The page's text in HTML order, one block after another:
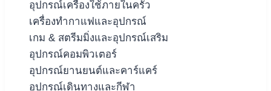
อุปกรณ์เครื่องใช้ภายในครัว
เครื่องทำกาแฟและอุปกรณ์
เกม & สตรีมมิ่งและอุปกรณ์เสริม
อุปกรณ์คอมพิวเตอร์
อุปกรณ์ยานยนต์และคาร์แคร์
อุปกรณ์เดินทางและกีฬา